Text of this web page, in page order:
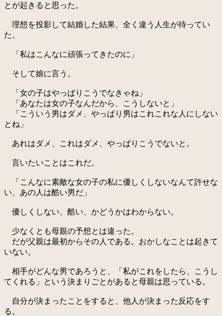
とが起きると思った。
理想を投影して結婚した結果、全く違う人生が待ってい
た。
「私はこんなに頑張ってきたのに」
そして娘に言う。
「女の子はやっぱりこうでなきゃね」
「あなたは女の子なんだから、こうしないと」
「こういう男はダメ、やっぱり男はこれこれな人にしない
とね」
あれはダメ、これはダメ、やっぱりこうでないと。
言いたいことはこれだ。
「こんなに素敵な女の子の私に優しくしないなんて許せな
い、あの人は酷い男だ」
優しくしない、酷い、かどうかはわからない。
少なくとも母親の予想とは違った。
だが父親は最初からその人である。おかしなことは起きて
いない。
相手がどんな男であろうと、「私がこれをしたら、こうし
てくれる」という決まりごとがあると母親は思っている。
自分が決まったことをすると、他人が決まった反応をす
る。